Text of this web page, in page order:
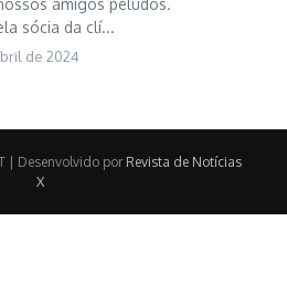
amigos peludos.
sócia da clí...
de 2024
| Desenvolvido por Revista de Notícias
X